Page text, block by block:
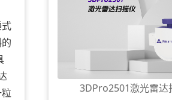
3DPro2501激光雷达